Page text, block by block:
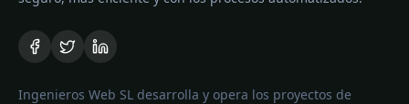
Ingenieros Web SL desarrolla y opera los proyectos de